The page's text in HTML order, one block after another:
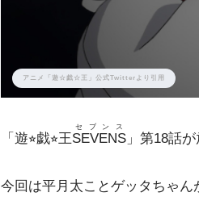
アニメ「遊☆戯☆王」公式Twitterより引用
「遊⭐︎戯⭐︎王SEVENS
セブンス
」第18話
今回は平月太ことゲッタちゃん